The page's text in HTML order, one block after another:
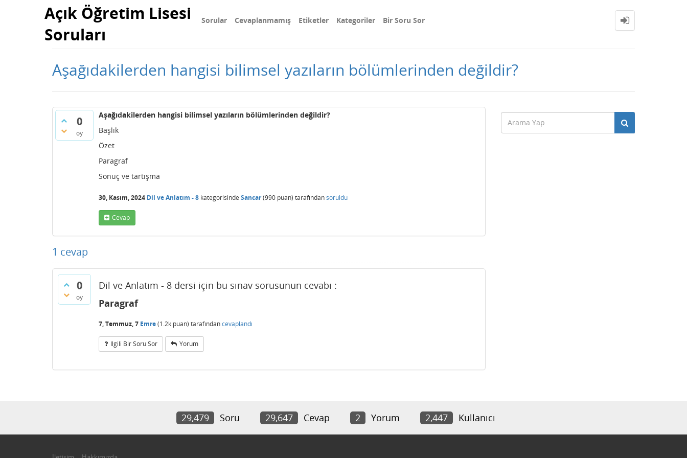
Açık Öğretim Lisesi
Soruları
Sorular Cevaplanmamış Etiketler Kategoriler Bir Soru Sor
Aşağıdakilerden hangisi bilimsel yazıların bölümlerinden değildir?
0
oy
Aşağıdakilerden hangisi bilimsel yazıların bölümlerinden değildir?
Başlık
Özet
Paragraf
Sonuç ve tartışma
30, Kasım, 2024 Dil ve Anlatım - 8 kategorisinde Sancar(990 puan) tarafındansoruldu
Cevap
1 cevap
0
oy
Dil ve Anlatım - 8 dersi için bu sınav sorusunun cevabı :
Paragraf
7, Temmuz, 7 Emre(1.2k puan) tarafındancevaplandı
Ilgili Bir Soru Sor Yorum
29,479 Soru 29,647 Cevap 2 Yorum 2,447 Kullanıcı